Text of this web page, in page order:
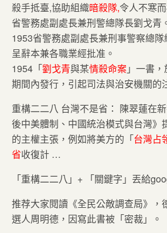
殺手抵臺,協助組織暗殺隊,令人不寒
省警務處副處長兼刑警總隊長劉戈青
1953省警務處副處長兼刑事警察總
呈辭本兼各職業經批准。
1954「劉戈青與某情殺命案」一書
期間內發行，引起司法與治安機關的
重構二二八 台灣不是省： 陳翠蓮在
後中美體制、中國統治模式與台灣
的主權主張，例如將美方的「台灣占
省收復計 …
「重構二二八」+ 「關鍵字」丟給
推荐大家閱讀《全民公敵調查局》，
選人周明德，因寫此書被「密裁」。